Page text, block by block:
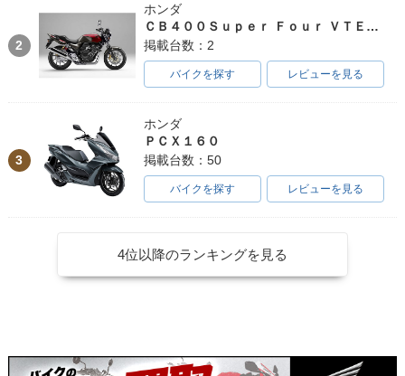
2
ホンダ
ＣＢ４００Ｓｕｐｅｒ Ｆｏｕｒ ＶＴＥＣ ＳＰＥＣ３
掲載台数：2
バイクを探す レビューを見る
3
ホンダ
ＰＣＸ１６０
掲載台数：50
バイクを探す レビューを見る
4位以降のランキングを見る